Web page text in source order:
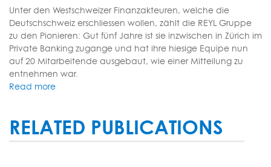
Unter den Westschweizer Finanzakteuren, welche die
Deutschschweiz erschliessen wollen, zählt die REYL Gruppe
zu den Pionieren: Gut fünf Jahre ist sie inzwischen in Zürich im
Private Banking zugange und hat ihre hiesige Equipe nun
auf 20 Mitarbeitende ausgebaut, wie einer Mitteilung zu
entnehmen war.
Read more
RELATED PUBLICATIONS